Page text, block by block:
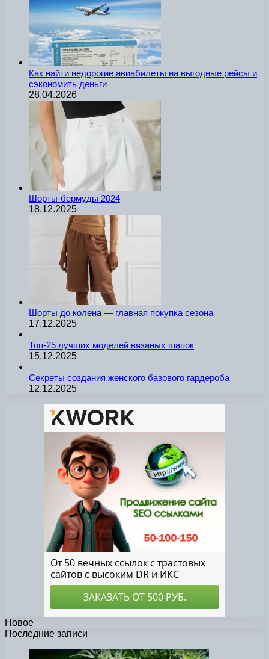
Как найти недорогие авиабилеты на выгодные рейсы и
сэкономить деньги
28.04.2026
Шорты-бермуды 2024
18.12.2025
Шорты до колена — главная покупка сезона
17.12.2025
Топ-25 лучших моделей вязаных шапок
15.12.2025
Секреты создания женского базового гардероба
12.12.2025
Новое
Последние записи